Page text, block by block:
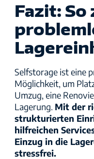
Fazit: So
Selfstorage ist eine
Möglichkeit, um
Umzug, eine
Lagerung. Mit der
strukturierten
hilfreichen
Einzug in die
stressfrei.